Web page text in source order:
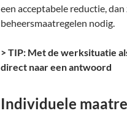
een acceptabele reductie,
beheersmaatregelen nodig.
> TIP: Met de werksituatie
direct naar een antwoord
Individuele